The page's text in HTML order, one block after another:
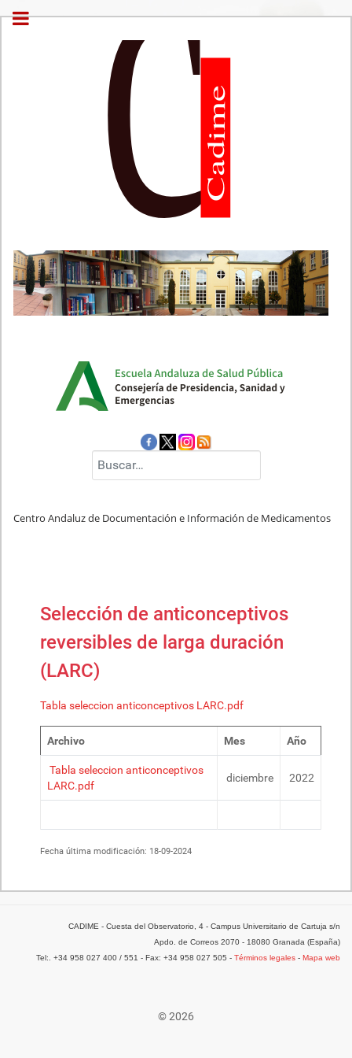
Centro Andaluz de Documentación e Información de Medicamentos
Selección de anticonceptivos
reversibles de larga duración
(LARC)
Tabla seleccion anticonceptivos LARC.pdf
Archivo Mes Año
Tabla seleccion anticonceptivos
LARC.pdf
diciembre 2022
Fecha última modificación: 18-09-2024
CADIME - Cuesta del Observatorio, 4 - Campus Universitario de Cartuja s/n
Apdo. de Correos 2070 - 18080 Granada (España)
Tel:. +34 958 027 400 / 551 - Fax: +34 958 027 505 - Términos legales - Mapa web
© 2026